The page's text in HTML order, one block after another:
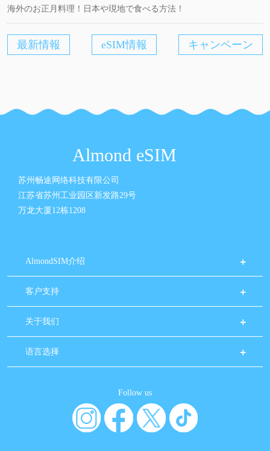
海外のお正月料理！日本や現地で食べる方法！
最新情報 eSIM情報 キャンペーン
Almond eSIM
苏州畅途网络科技有限公司
江苏省苏州工业园区新发路29号
万龙大厦12栋1208
AlmondSIM介绍
客户支持
关于我们
语言选择
Follow us